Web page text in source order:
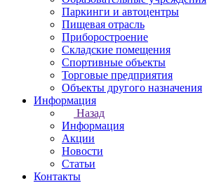
Паркинги и автоцентры
Пищевая отрасль
Приборостроение
Складские помещения
Спортивные объекты
Торговые предприятия
Объекты другого назначения
Информация
Назад
Информация
Акции
Новости
Статьи
Контакты